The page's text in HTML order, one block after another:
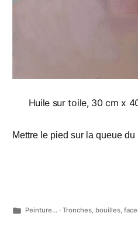
Huile sur toile, 30 cm x
Mettre le pied sur la queue
Publié
Peinture... ·Tronches, bouilles,